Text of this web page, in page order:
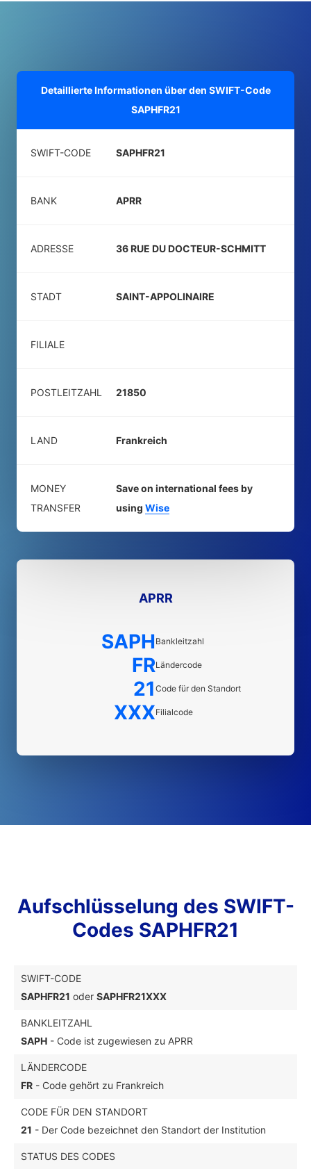
Detaillierte Informationen über den SWIFT-Code
SAPHFR21
SWIFT-CODE SAPHFR21
BANK APRR
ADRESSE 36 RUE DU DOCTEUR-SCHMITT
STADT SAINT-APPOLINAIRE
FILIALE
POSTLEITZAHL 21850
LAND Frankreich
MONEY
TRANSFER
Save on international fees by
using Wise
APRR
SAPHBankleitzahl
FRLändercode
21 Code für den Standort
XXXFilialcode
Aufschlüsselung des SWIFT-
Codes SAPHFR21
SWIFT-CODE
SAPHFR21 oder SAPHFR21XXX
BANKLEITZAHL
SAPH - Code ist zugewiesen zu APRR
LÄNDERCODE
FR - Code gehört zu Frankreich
CODE FÜR DEN STANDORT
21 - Der Code bezeichnet den Standort der Institution
STATUS DES CODES